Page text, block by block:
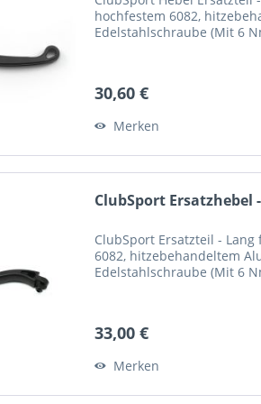
hochfestem 6082,
Edelstahlschraube (Mit 6
30,60 €
Merken
ClubSport Ersatzhebel
ClubSport Ersatzteil -
6082, hitzebehandeltem
Edelstahlschraube (Mit 6
33,00 €
Merken